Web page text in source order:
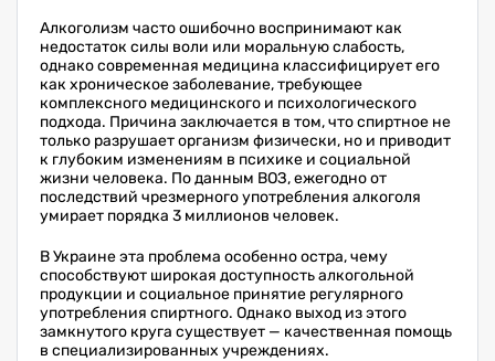
Алкоголизм часто ошибочно воспринимают как
недостаток силы воли или моральную слабость,
однако современная медицина классифицирует его
как хроническое заболевание, требующее
комплексного медицинского и психологического
подхода. Причина заключается в том, что спиртное не
только разрушает организм физически, но и приводит
к глубоким изменениям в психике и социальной
жизни человека. По данным ВОЗ, ежегодно от
последствий чрезмерного употребления алкоголя
умирает порядка 3 миллионов человек.
В Украине эта проблема особенно остра, чему
способствуют широкая доступность алкогольной
продукции и социальное принятие регулярного
употребления спиртного. Однако выход из этого
замкнутого круга существует — качественная помощь
в специализированных учреждениях.